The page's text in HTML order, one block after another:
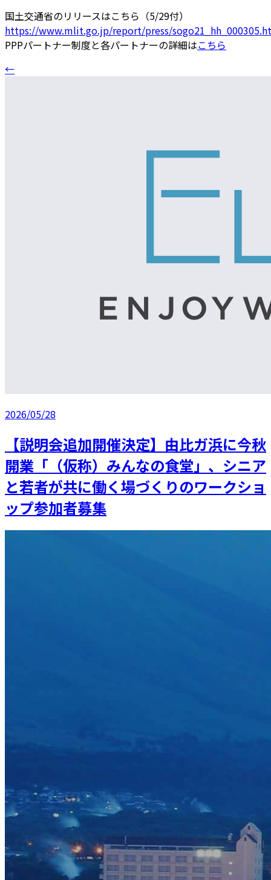
国土交通省のリリースはこちら（5/29付）
https://www.mlit.go.jp/report/press/
PPPパートナー制度と各パートナーの詳細はこちら
←
2026/05/28
【説明会追加開催決定】由比ガ浜に今秋
開業「（仮称）みんなの食堂」、シニア
と若者が共に働く場づくりのワークショ
ップ参加者募集